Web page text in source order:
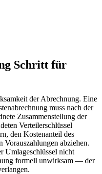
Schritt für
der Abrechnung. Eine
muss nach der
Zusammenstellung der
Verteilerschlüssel
den Kostenanteil des
Vorauszahlungen abziehen.
Umlageschlüssel nicht
formell unwirksam — der